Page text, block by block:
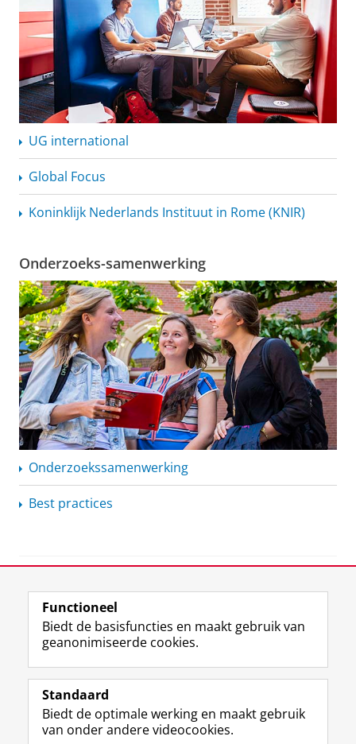
UG international
Global Focus
Koninklijk Nederlands Instituut in Rome (KNIR)
Onderzoeks-samenwerking
Onderzoekssamenwerking
Best practices
View this page in:English
Volg de RUG
F
a
e
b
L
i
k
e
R
S
-
f
I
n
t
Y
o
T
Studiekiezers
Functioneel
Biedt de basisfuncties en maakt gebruik van
geanonimiseerde cookies.
Standaard
Biedt de optimale werking en maakt gebruik
van onder andere videocookies.